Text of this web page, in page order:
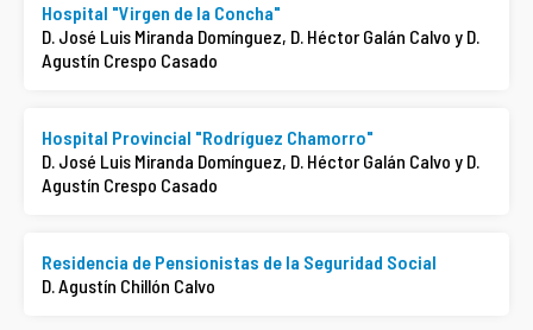
Hospital "Virgen de la Concha"
D. José Luis Miranda Domínguez, D. Héctor Galán Calvo y D.
Agustín Crespo Casado
Hospital Provincial "Rodríguez Chamorro"
D. José Luis Miranda Domínguez, D. Héctor Galán Calvo y D.
Agustín Crespo Casado
Residencia de Pensionistas de la Seguridad Social
D. Agustín Chillón Calvo